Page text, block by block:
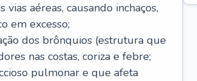
aéreas, causando inchaços,
em excesso;
dos brônquios (estrutura que
nas costas, coriza e febre;
pulmonar e que afeta